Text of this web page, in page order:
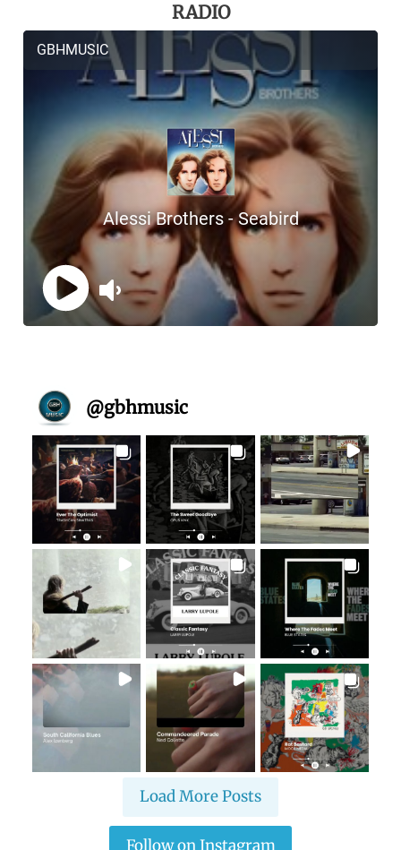
RADIO
@gbhmusic
Load More Posts
Follow on Instagram